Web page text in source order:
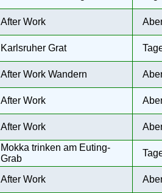
After Work
Karlsruher Grat
After Work Wandern
After Work
After Work
Mokka trinken am Euting-
Grab
After Work